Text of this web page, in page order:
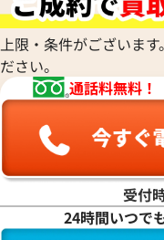
参考買取価格
64,000円
2026年3月3日時点
上限・条件がございま
ださい。
通話料無料！
受付
24時間いつで